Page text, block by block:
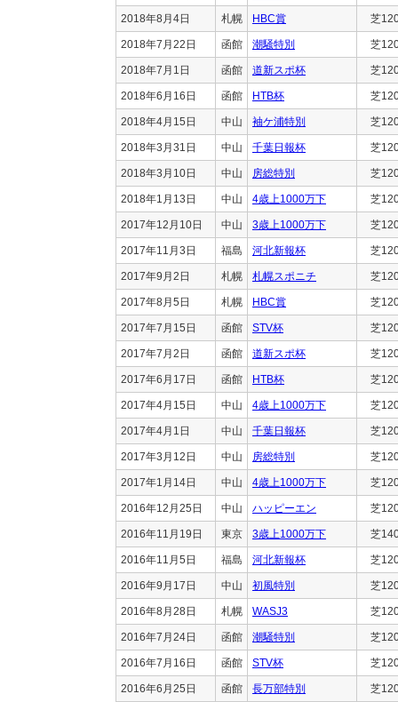
2018年8月4日 札幌 HBC賞 芝
2018年7月22日 函館 潮騒特別 芝
2018年7月1日 函館 道新スポ杯 芝
2018年6月16日 函館 HTB杯 芝
2018年4月15日 中山 袖ケ浦特別 芝
2018年3月31日 中山 千葉日報杯 芝
2018年3月10日 中山 房総特別 芝
2018年1月13日 中山 4歳上1000万下 芝
2017年12月10日 中山 3歳上1000万下 芝
2017年11月3日 福島 河北新報杯 芝
2017年9月2日 札幌 札幌スポニチ 芝
2017年8月5日 札幌 HBC賞 芝
2017年7月15日 函館 STV杯 芝
2017年7月2日 函館 道新スポ杯 芝
2017年6月17日 函館 HTB杯 芝
2017年4月15日 中山 4歳上1000万下 芝
2017年4月1日 中山 千葉日報杯 芝
2017年3月12日 中山 房総特別 芝
2017年1月14日 中山 4歳上1000万下 芝
2016年12月25日 中山 ハッピーエン 芝
2016年11月19日 東京 3歳上1000万下 芝
2016年11月5日 福島 河北新報杯 芝
2016年9月17日 中山 初風特別 芝
2016年8月28日 札幌 WASJ3 芝
2016年7月24日 函館 潮騒特別 芝
2016年7月16日 函館 STV杯 芝
2016年6月25日 函館 長万部特別 芝